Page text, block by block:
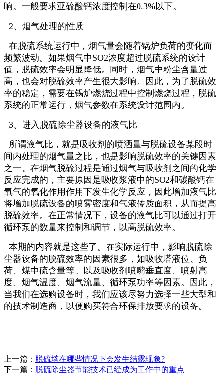
响。一般要求亚硫酸钙浓度控制在0.3%以下。
2、烟气处理的性质
在脱硫系统运行中，烟气量会随着锅炉负荷的变化而
频繁波动。如果烟气中SO2浓度超过脱硫系统的设计
值，脱硫效率会明显降低。同时，烟气中粉尘含量过
高，也会对脱硫效率产生很大影响。因此，为了脱硫效
率的稳定，需要在锅炉燃烧过程中控制燃烧过程，脱硫
系统的正常运行，烟气参数在系统设计范围内。
3、进入脱硫除尘器设备的液气比
所谓液气比，就是吸收剂的喷洒量与脱硫设备某段时
间内处理的烟气量之比，也是影响脱硫效率的关键因素
之一。在烟气脱硫过程是通过烟气与吸收剂之间的化学
反应完成的，主要原因是吸收浆液中的SO2和碳酸钙在
氧气的氧化作用作用下发生化学反应，因此增加液气比
将增加脱硫设备的喷雾密度和气液传质面积，从而提高
脱硫效率。在正常情况下，设备的液气比可以通过打开
循环泵的数量来控制和调节，以高脱硫效率。
本期的内容就是这些了。在实际运行中，影响脱硫除
尘器设备的脱硫效率的因素很多，如吸收塔液位、负
荷、煤中硫含量等。以及吸收剂喷嘴垂直度、喷射高
度、烟气温度、烟气流量、循环泵功率等因素。因此，
当我们在选购设备时，我们应该尽努力选择一些大型和
的技术制造商，以便购买符合环保排放要求的设备。
上一篇： 脱硫塔在哪些情况下会发生结露现象?
下一篇： 脱硫除尘器节能技术已经成为工作中的重点